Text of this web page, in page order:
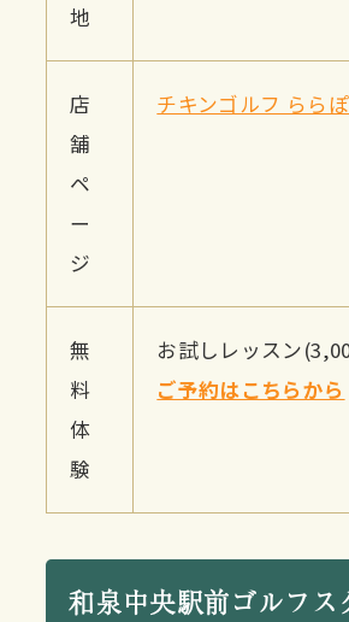
地
店
舗
ペ
ー
ジ
チキンゴルフ らら
無
料
体
験
お試しレッスン
ご予約はこちらから
和泉中央駅前ゴルフス